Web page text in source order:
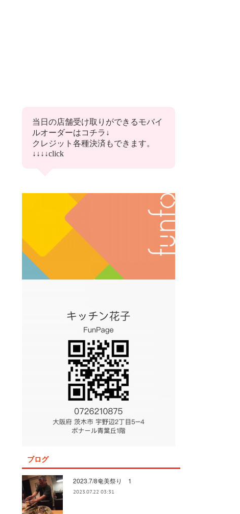
ブログ
2023.7/8奄美祭り 1
2023.07.22 03:31